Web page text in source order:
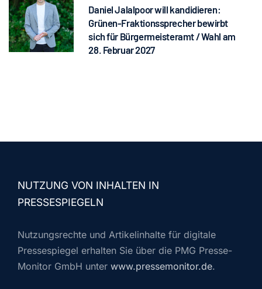
Daniel Jalalpoor will kandidieren:
Grünen-Fraktionssprecher bewirbt
sich für Bürgermeisteramt / Wahl am
28. Februar 2027
NUTZUNG VON INHALTEN IN
PRESSESPIEGELN
Nutzungsrechte und Artikelinhalte für digitale
Pressespiegel erhalten Sie über die PMG Presse-
Monitor GmbH unter www.pressemonitor.de.